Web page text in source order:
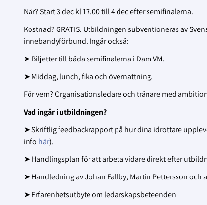
När? Start 3 dec kl 17.00 till 4 dec efter semifinalerna.
Kostnad? GRATIS. Utbildningen subventioneras av
innebandyförbund. Ingår också:
➤Biljetter till båda semifinalerna i Dam VM.
➤Middag, lunch, fika och övernattning.
För vem? Organisationsledare och tränare med
Vad ingår i utbildningen?
➤Skriftlig feedbackrapport på hur dina idrottare
info här).
➤Handlingsplan för att arbeta vidare direkt efter
➤Handledning av Johan Fallby, Martin Pettersson och
➤Erfarenhetsutbyte om ledarskapsbeteenden